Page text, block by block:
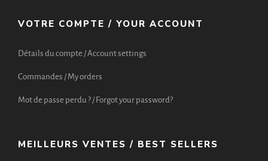
VOTRE COMPTE / YOUR ACCOUNT
Détails du compte / Account settings
Commandes / My orders
Mot de passe perdu ? / Forgot your password?
MEILLEURS VENTES / BEST SELLERS